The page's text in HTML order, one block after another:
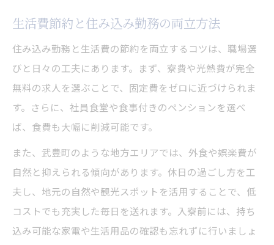
生活費節約と住み込み勤務の両立方法
住み込み勤務と生活費の節約を両立するコツは、職場選
びと日々の工夫にあります。まず、寮費や光熱費が完全
無料の求人を選ぶことで、固定費をゼロに近づけられま
す。さらに、社員食堂や食事付きのペンションを選べ
ば、食費も大幅に削減可能です。
また、武豊町のような地方エリアでは、外食や娯楽費が
自然と抑えられる傾向があります。休日の過ごし方を工
夫し、地元の自然や観光スポットを活用することで、低
コストでも充実した毎日を送れます。入寮前には、持ち
込み可能な家電や生活用品の確認も忘れずに行いましょ